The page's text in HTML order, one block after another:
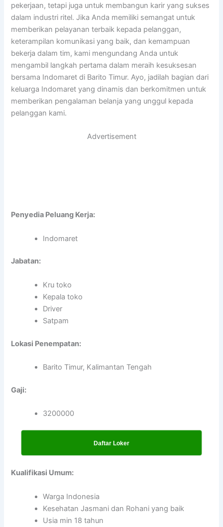
pekerjaan, tetapi juga untuk membangun karir yang sukses
dalam industri ritel. Jika Anda memiliki semangat untuk
memberikan pelayanan terbaik kepada pelanggan,
keterampilan komunikasi yang baik, dan kemampuan
bekerja dalam tim, kami mengundang Anda untuk
mengambil langkah pertama dalam meraih kesuksesan
bersama Indomaret di Barito Timur. Ayo, jadilah bagian dari
keluarga Indomaret yang dinamis dan berkomitmen untuk
memberikan pengalaman belanja yang unggul kepada
pelanggan kami.
Advertisement
Penyedia Peluang Kerja:
Indomaret
Jabatan:
Kru toko
Kepala toko
Driver
Satpam
Lokasi Penempatan:
Barito Timur, Kalimantan Tengah
Gaji:
3200000
Daftar Loker
Kualifikasi Umum:
Warga Indonesia
Kesehatan Jasmani dan Rohani yang baik
Usia min 18 tahun